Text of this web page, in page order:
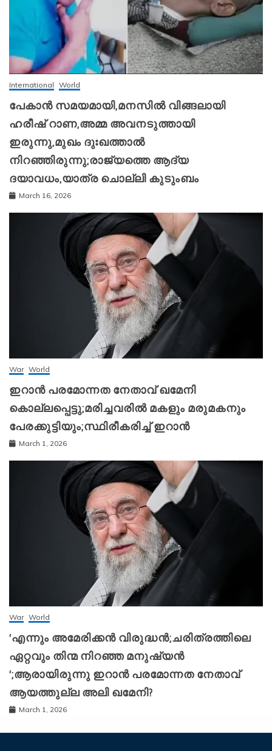
International World
പേകാൻ സമയമായി,മനസിൽ വിങ്ങലായി
ഹരീഷ് റാണ,അമ്മ അവനടുത്തായി
ഇരുന്നു,മുഖം ദുഃഖത്താൽ
നിറഞ്ഞിരുന്നു;രാജ്യത്തെ ആദ്യ
ദയാവധം,യാത്ര ചൊല്ലി കുടുംബം
March 16, 2026
War World
ഇറാന്‍ പരമോന്നത നേതാവ് ഖമേനി
കൊല്ലപ്പെട്ടു;മരിച്ചവരിൽ മകളും മരുമകനും
പേരക്കുട്ടിയും;സ്ഥിരീകരിച്ച് ഇറാന്‍
March 1, 2026
War World
‘എന്നും അമേരിക്കന്‍ വിരുദ്ധന്‍;ചരിത്രത്തിലെ
ഏറ്റവും തിന്മ നിറഞ്ഞ മനുഷ്യന്‍
‘;ആരായിരുന്നു ഇറാന്‍ പരമോന്നത നേതാവ്
ആയത്തുല്ല അലി ഖമേനി?
March 1, 2026